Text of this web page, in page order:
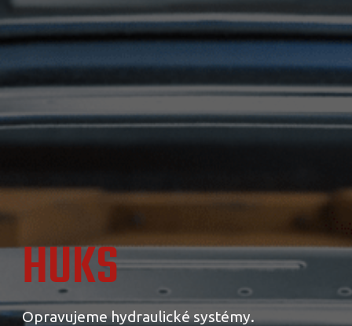
HUKS
Opravujeme hydraulické systémy.